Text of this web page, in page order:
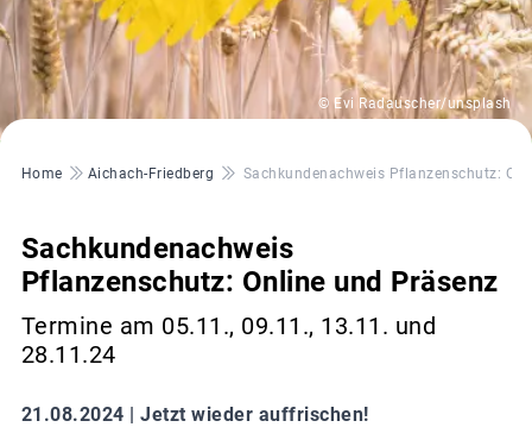
© Evi Radauscher/unsplash
Pfadnavigation
Home Aichach-Friedberg Sachkundenachweis Pflanzenschutz:
Sachkundenachweis
Pflanzenschutz: Online und Präsenz
Termine am 05.11., 09.11., 13.11. und
28.11.24
21.08.2024 | Jetzt wieder auffrischen!